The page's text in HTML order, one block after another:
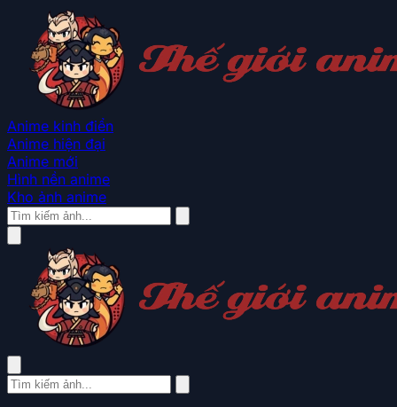
Anime kinh điển
Anime hiện đại
Anime mới
Hình nền anime
Kho ảnh anime